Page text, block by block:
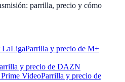
parrilla, precio y cómo
LaLigaParrilla y precio de M+
y precio de DAZN
VideoParrilla y precio de